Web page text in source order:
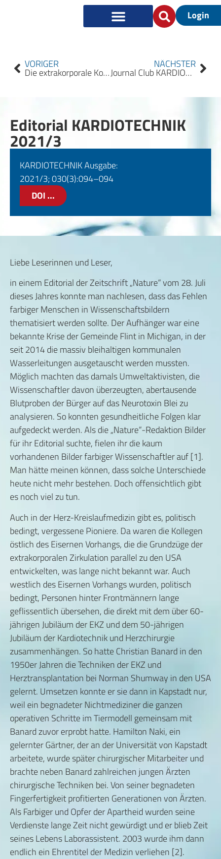
Login
VORIGER
Die extrakorporale Kohlendioxid-Elimination
NÄCHSTER
Journal Club KARDIOTECHNIK 2021/3
Editorial KARDIOTECHNIK
2021/3
KARDIOTECHNIK Ausgabe:
2021/3; 030(3):094–094
DOI ...
Liebe Leserinnen und Leser,
in einem Editorial der Zeitschrift „Nature“ vom 28. Juli
dieses Jahres konnte man nachlesen, dass das Fehlen
farbiger Menschen in Wissenschaftsbildern
thematisiert werden sollte. Der Aufhänger war eine
bekannte Krise der Gemeinde Flint in Michigan, in der
seit 2014 die massiv bleihaltigen kommunalen
Wasserleitungen ausgetauscht werden mussten.
Möglich machten das damals Umweltaktivisten, die
Wissenschaftler davon überzeugten, abertausende
Blutproben der Bürger auf das Neurotoxin Blei zu
analysieren. So konnten gesundheitliche Folgen klar
aufgedeckt werden. Als die „Nature“-Redaktion Bilder
für ihr Editorial suchte, fielen ihr die kaum
vorhandenen Bilder farbiger Wissenschaftler auf [1].
Man hätte meinen können, dass solche Unterschiede
heute nicht mehr bestehen. Doch offensichtlich gibt
es noch viel zu tun.
Auch in der Herz-Kreislaufmedizin gibt es, politisch
bedingt, vergessene Pioniere. Da waren die Kollegen
östlich des Eisernen Vorhangs, die die Grundzüge der
extrakorporalen Zirkulation parallel zu den USA
entwickelten, was lange nicht bekannt war. Auch
westlich des Eisernen Vorhangs wurden, politisch
bedingt, Personen hinter Frontmännern lange
geflissentlich übersehen, die direkt mit dem über 60-
jährigen Jubiläum der EKZ und dem 50-jährigen
Jubiläum der Kardiotechnik und Herzchirurgie
zusammenhängen. So hatte Christian Banard in den
1950er Jahren die Techniken der EKZ und
Herztransplantation bei Norman Shumway in den USA
gelernt. Umsetzen konnte er sie dann in Kapstadt nur,
weil ein begnadeter Nichtmediziner die ganzen
operativen Schritte im Tiermodell gemeinsam mit
Banard zuvor erprobt hatte. Hamilton Naki, ein
gelernter Gärtner, der an der Universität von Kapstadt
arbeitete, wurde später chirurgischer Mitarbeiter und
brachte neben Banard zahlreichen jungen Ärzten
chirurgische Techniken bei. Von seiner begnadeten
Fingerfertigkeit profitierten Generationen von Ärzten.
Als Farbiger und Opfer der Apartheid wurden seine
Verdienste lange Zeit nicht gewürdigt und er blieb Zeit
seines Lebens Laborassistent. 2003 wurde ihm dann
endlich ein Ehrentitel der Medizin verliehen [2].